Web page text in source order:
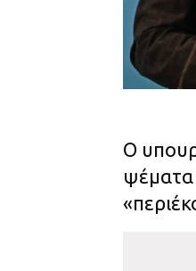
Ο
ψέματα